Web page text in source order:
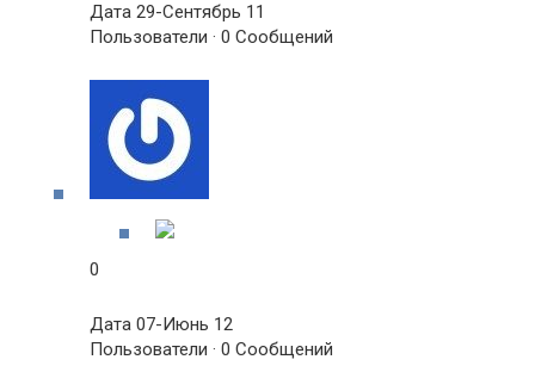
Дата 29-Сентябрь 11
Пользователи · 0 Сообщений
0
Дата 07-Июнь 12
Пользователи · 0 Сообщений